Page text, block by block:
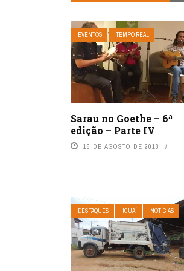
EVENTOS TEMPO REAL
Sarau no Goethe – 6ª
edição – Parte IV
16 DE AGOSTO DE 2018
DESTAQUES IGUAÍ NOTÍCIAS